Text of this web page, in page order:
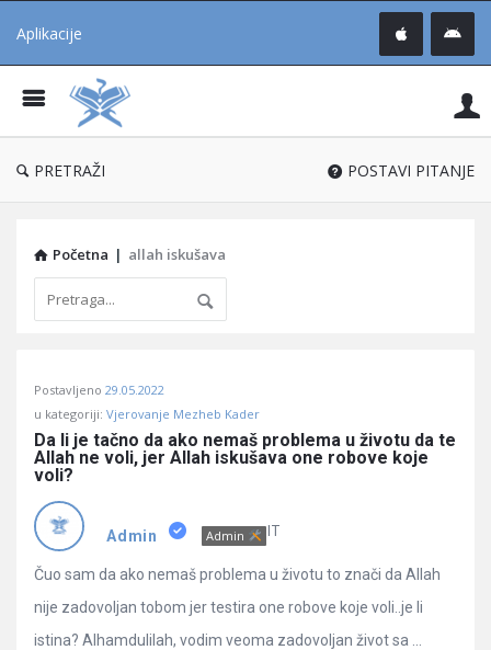
Aplikacije
®
PRETRAŽI POSTAVI PITANJE
Početna | allah iskušava
Učene
Latest
Pitanja
Postavljeno 29.05.2022
u kategoriji: Vjerovanje Mezheb Kader
Da li je tačno da ako nemaš problema u životu da te
Allah ne voli, jer Allah iskušava one robove koje
voli?
Admin Admin IT
Čuo sam da ako nemaš problema u životu to znači da Allah
nije zadovoljan tobom jer testira one robove koje voli..je li
istina? Alhamdulilah, vodim veoma zadovoljan život sa ...